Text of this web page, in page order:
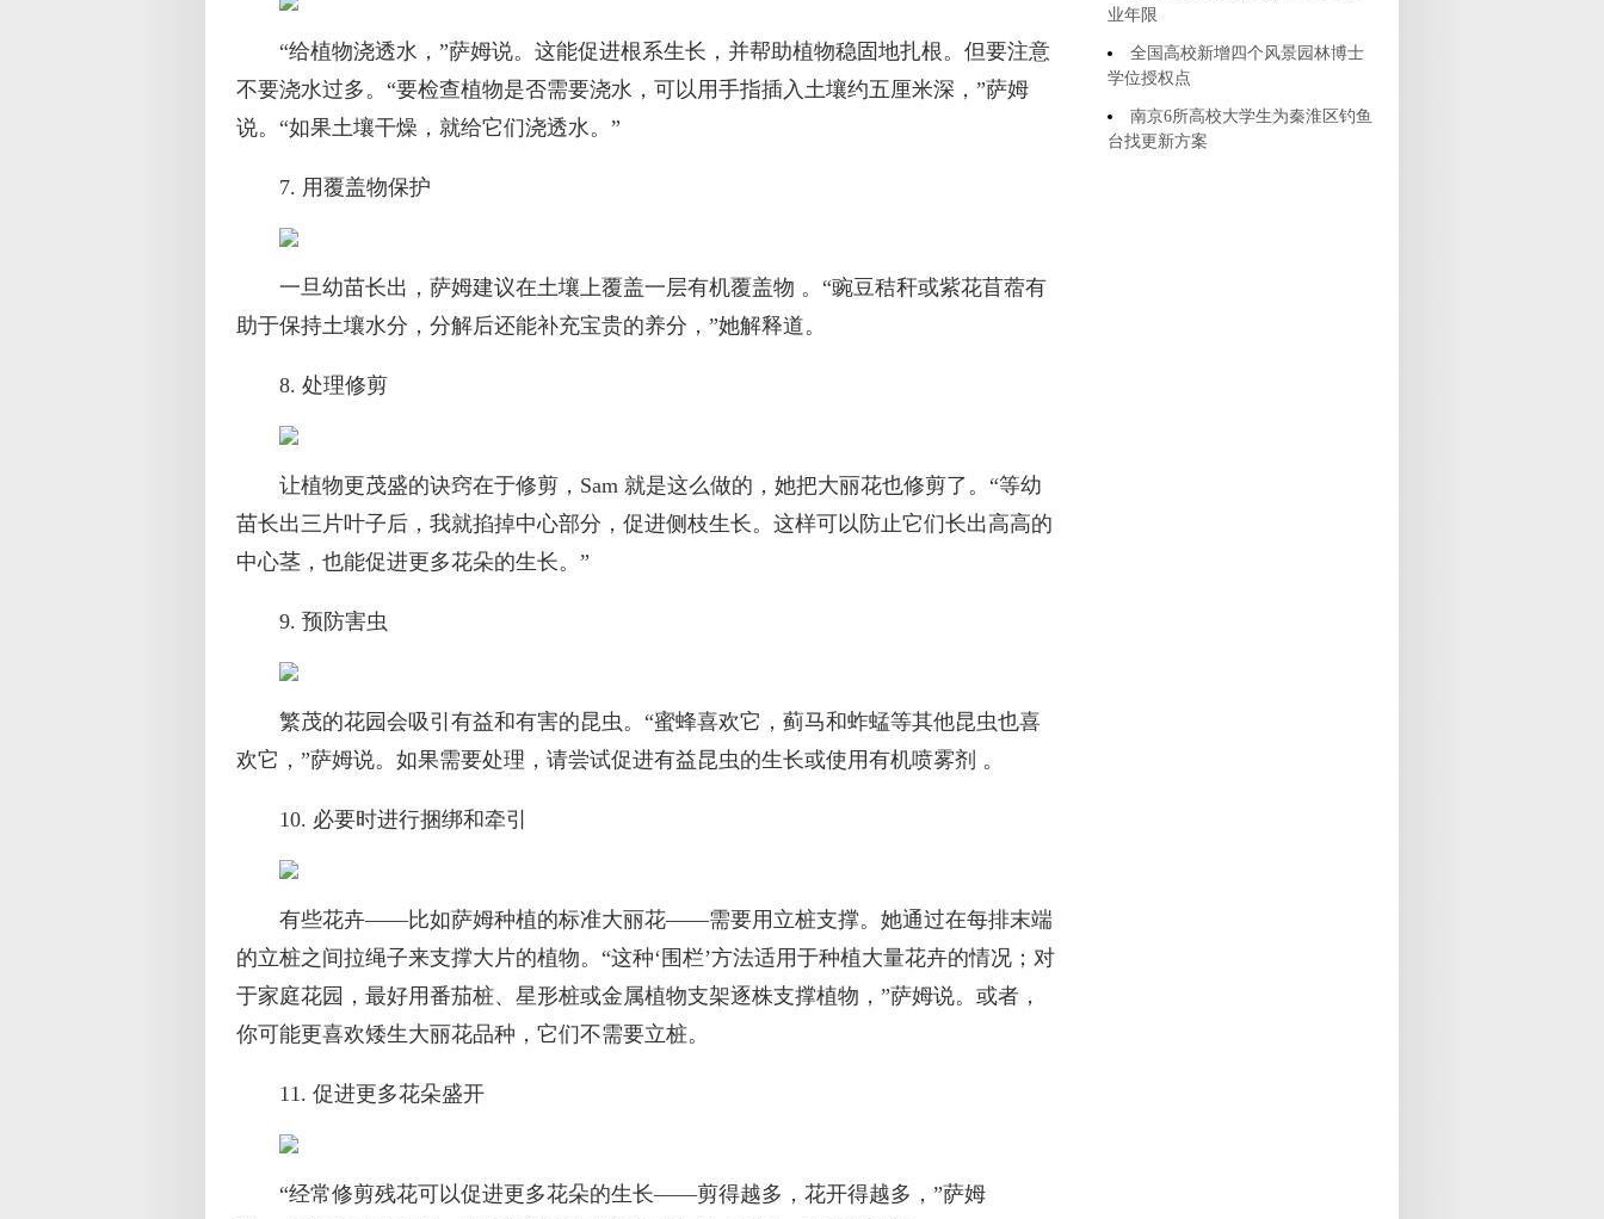
“给植物浇透水，”萨姆说。这能促进根系生长，并帮助植物稳固地扎根。但要注意
不要浇水过多。“要检查植物是否需要浇水，可以用手指插入土壤约五厘米深，”萨姆
说。“如果土壤干燥，就给它们浇透水。”
7. 用覆盖物保护
一旦幼苗长出，萨姆建议在土壤上覆盖一层有机覆盖物 。“豌豆秸秆或紫花苜蓿有
助于保持土壤水分，分解后还能补充宝贵的养分，”她解释道。
8. 处理修剪
让植物更茂盛的诀窍在于修剪，Sam 就是这么做的，她把大丽花也修剪了。“等幼
苗长出三片叶子后，我就掐掉中心部分，促进侧枝生长。这样可以防止它们长出高高的
中心茎，也能促进更多花朵的生长。”
9. 预防害虫
繁茂的花园会吸引有益和有害的昆虫。“蜜蜂喜欢它，蓟马和蚱蜢等其他昆虫也喜
欢它，”萨姆说。如果需要处理，请尝试促进有益昆虫的生长或使用有机喷雾剂 。
10. 必要时进行捆绑和牵引
有些花卉——比如萨姆种植的标准大丽花——需要用立桩支撑。她通过在每排末端
的立桩之间拉绳子来支撑大片的植物。“这种‘围栏’方法适用于种植大量花卉的情况；对
于家庭花园，最好用番茄桩、星形桩或金属植物支架逐株支撑植物，”萨姆说。或者，
你可能更喜欢矮生大丽花品种，它们不需要立桩。
11. 促进更多花朵盛开
“经常修剪残花可以促进更多花朵的生长——剪得越多，花开得越多，”萨姆
业年限
全国高校新增四个风景园林博士
学位授权点
南京6所高校大学生为秦淮区钓鱼
台找更新方案